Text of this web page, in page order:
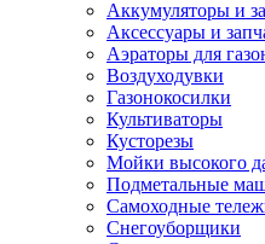
Аккумуляторы и
Аксессуары и
Аэраторы для
Воздуходувки
Газонокосилки
Культиваторы
Кусторезы
Мойки высокого
Подметальные
Самоходные
Снегоуборщики